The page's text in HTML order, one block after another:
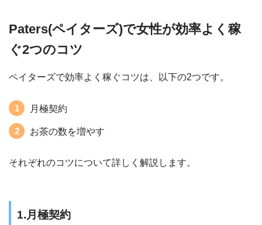
Paters(ペイターズ)で女性が効率よく稼
ぐ2つのコツ
ペイターズで効率よく稼ぐコツは、以下の2つです。
月極契約
お茶の数を増やす
それぞれのコツについて詳しく解説します。
1.月極契約